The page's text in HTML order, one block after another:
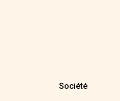
Société